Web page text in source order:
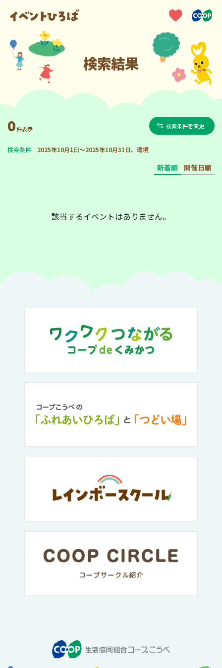
検索結果
0件表示 検索条件を変更
検索条件 2025年10月1日～2025年10月31日、環境
新着順 開催日順
該当するイベントはありません。